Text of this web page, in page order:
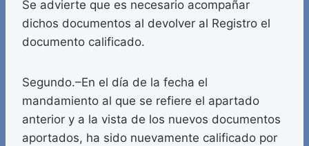
Se advierte que es necesario acompañar
dichos documentos al devolver al Registro el
documento calificado.
Segundo.–En el día de la fecha el
mandamiento al que se refiere el apartado
anterior y a la vista de los nuevos documentos
aportados, ha sido nuevamente calificado por